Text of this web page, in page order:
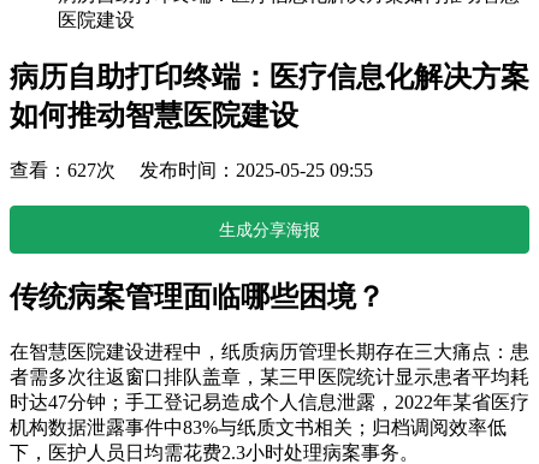
医院建设
病历自助打印终端：医疗信息化解决方案
如何推动智慧医院建设
查看：627次 发布时间：2025-05-25 09:55
生成分享海报
传统病案管理面临哪些困境？
在智慧医院建设进程中，纸质病历管理长期存在三大痛点：患
者需多次往返窗口排队盖章，某三甲医院统计显示患者平均耗
时达47分钟；手工登记易造成个人信息泄露，2022年某省医疗
机构数据泄露事件中83%与纸质文书相关；归档调阅效率低
下，医护人员日均需花费2.3小时处理病案事务。